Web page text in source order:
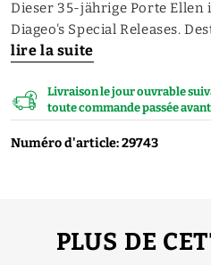
Dieser 35-jährige Porte Ellen
Diageo's Special Releases.
lire la suite
Livraison le jour ouvrable
toute commande passée avant
Numéro d'article: 29743
PLUS DE